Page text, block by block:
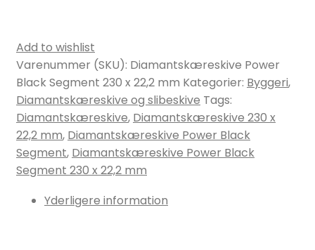
Add to wishlist
Varenummer (SKU): Diamantskæreskive Power
Black Segment 230 x 22,2 mm Kategorier: Byggeri,
Diamantskæreskive og slibeskive Tags:
Diamantskæreskive, Diamantskæreskive 230 x
22,2 mm, Diamantskæreskive Power Black
Segment, Diamantskæreskive Power Black
Segment 230 x 22,2 mm
Yderligere information